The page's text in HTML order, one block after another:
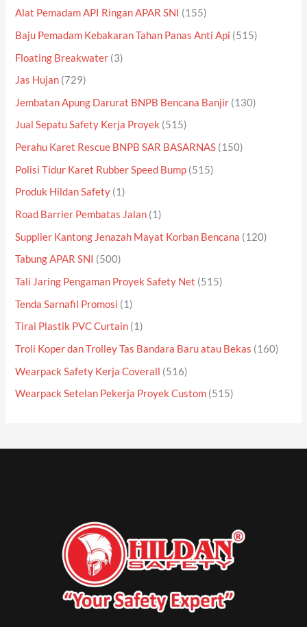
Alat Pemadam API Ringan APAR SNI (155)
Baju Pemadam Kebakaran Tahan Panas Anti Api (515)
Floating Breakwater (3)
Jas Hujan (729)
Jembatan Apung Darurat BNPB Bencana Banjir (130)
Jual Sepatu Safety Kerja Proyek (515)
Perahu Karet Rescue BNPB SAR BASARNAS (150)
Polisi Tidur Karet Rubber Speed Bump (515)
Produk Hildan Safety (1)
Road Barrier Pembatas Jalan (1)
Supplier Kantong Jenazah Mayat Korban Bencana (120)
Tabung APAR SNI (500)
Tali Jaring Pengaman Proyek Safety Net (515)
Tenda Sarnafil Promosi (1)
Tirai Plastik PVC Curtain (1)
Troli Koper dan Trolley Tas Bandara Baru atau Bekas (160)
Wearpack Safety Kerja Coverall (516)
Wearpack Setelan Pekerja Proyek Custom (515)